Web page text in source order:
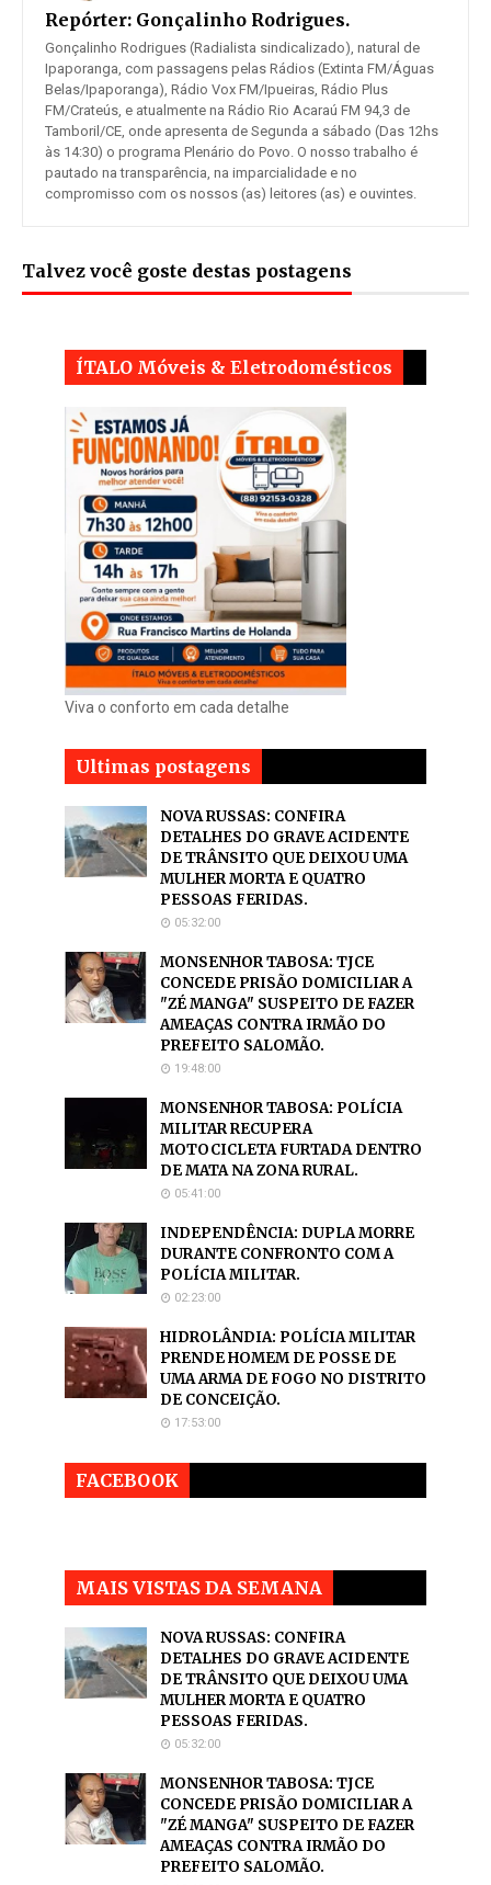
Repórter: Gonçalinho Rodrigues.
Gonçalinho Rodrigues (Radialista sindicalizado), natural de
Ipaporanga, com passagens pelas Rádios (Extinta FM/Águas
Belas/Ipaporanga), Rádio Vox FM/Ipueiras, Rádio Plus
FM/Crateús, e atualmente na Rádio Rio Acaraú FM 94,3 de
Tamboril/CE, onde apresenta de Segunda a sábado (Das 12hs
às 14:30) o programa Plenário do Povo. O nosso trabalho é
pautado na transparência, na imparcialidade e no
compromisso com os nossos (as) leitores (as) e ouvintes.
Talvez você goste destas postagens
ÍTALO Móveis & Eletrodomésticos
Viva o conforto em cada detalhe
Ultimas postagens
NOVA RUSSAS: CONFIRA
DETALHES DO GRAVE ACIDENTE
DE TRÂNSITO QUE DEIXOU UMA
MULHER MORTA E QUATRO
PESSOAS FERIDAS.
05:32:00
MONSENHOR TABOSA: TJCE
CONCEDE PRISÃO DOMICILIAR A
"ZÉ MANGA" SUSPEITO DE FAZER
AMEAÇAS CONTRA IRMÃO DO
PREFEITO SALOMÃO.
19:48:00
MONSENHOR TABOSA: POLÍCIA
MILITAR RECUPERA
MOTOCICLETA FURTADA DENTRO
DE MATA NA ZONA RURAL.
05:41:00
INDEPENDÊNCIA: DUPLA MORRE
DURANTE CONFRONTO COM A
POLÍCIA MILITAR.
02:23:00
HIDROLÂNDIA: POLÍCIA MILITAR
PRENDE HOMEM DE POSSE DE
UMA ARMA DE FOGO NO DISTRITO
DE CONCEIÇÃO.
17:53:00
FACEBOOK
MAIS VISTAS DA SEMANA
NOVA RUSSAS: CONFIRA
DETALHES DO GRAVE ACIDENTE
DE TRÂNSITO QUE DEIXOU UMA
MULHER MORTA E QUATRO
PESSOAS FERIDAS.
05:32:00
MONSENHOR TABOSA: TJCE
CONCEDE PRISÃO DOMICILIAR A
"ZÉ MANGA" SUSPEITO DE FAZER
AMEAÇAS CONTRA IRMÃO DO
PREFEITO SALOMÃO.